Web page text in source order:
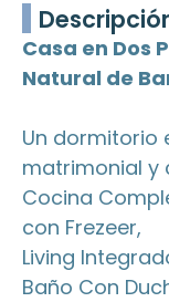
Casa en Dos
Natural de
Un dormitorio
matrimonial y
Cocina
con Frezeer,
Living
Baño Con